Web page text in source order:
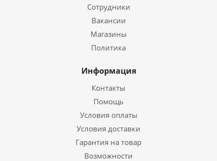
Сотрудники
Вакансии
Магазины
Политика
Информация
Контакты
Помощь
Условия оплаты
Условия доставки
Гарантия на товар
Возможности